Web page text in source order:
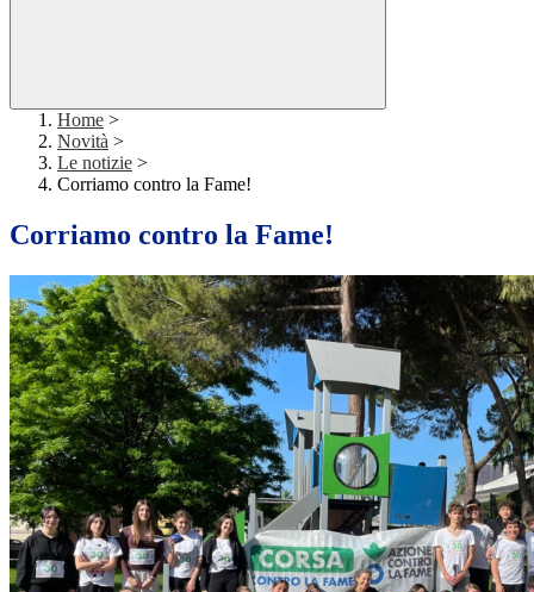
Home >
Novità >
Le notizie >
Corriamo contro la Fame!
Corriamo contro la Fame!